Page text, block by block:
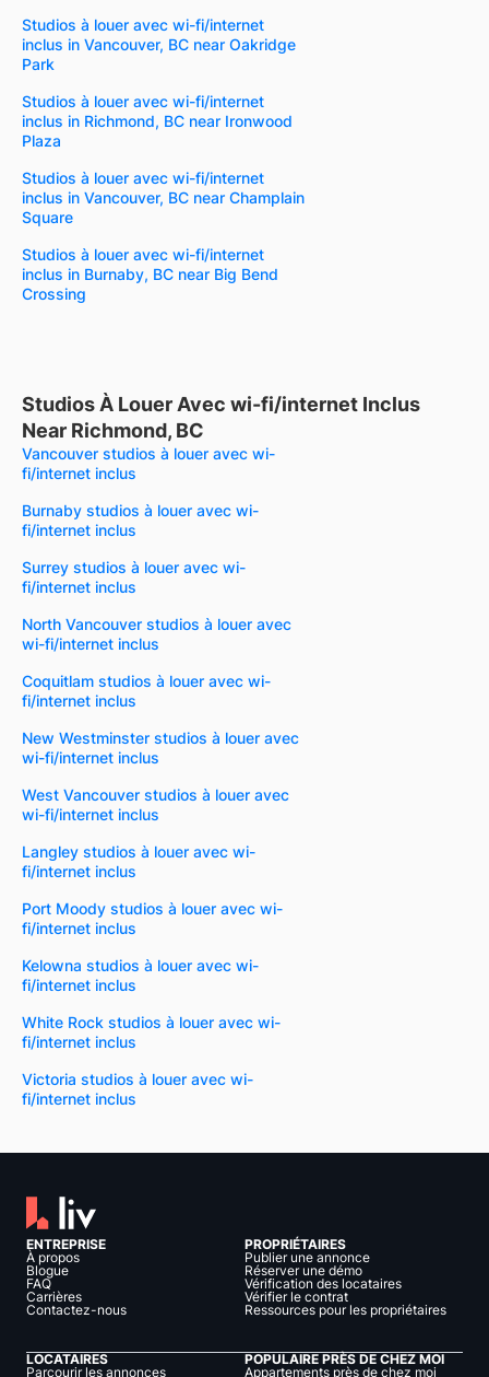
Studios à louer avec wi-fi/internet
inclus in Vancouver, BC near Oakridge
Park
Studios à louer avec wi-fi/internet
inclus in Richmond, BC near Ironwood
Plaza
Studios à louer avec wi-fi/internet
inclus in Vancouver, BC near Champlain
Square
Studios à louer avec wi-fi/internet
inclus in Burnaby, BC near Big Bend
Crossing
Studios À Louer Avec wi-fi/internet Inclus
Near Richmond, BC
Vancouver studios à louer avec wi-
fi/internet inclus
Burnaby studios à louer avec wi-
fi/internet inclus
Surrey studios à louer avec wi-
fi/internet inclus
North Vancouver studios à louer avec
wi-fi/internet inclus
Coquitlam studios à louer avec wi-
fi/internet inclus
New Westminster studios à louer avec
wi-fi/internet inclus
West Vancouver studios à louer avec
wi-fi/internet inclus
Langley studios à louer avec wi-
fi/internet inclus
Port Moody studios à louer avec wi-
fi/internet inclus
Kelowna studios à louer avec wi-
fi/internet inclus
White Rock studios à louer avec wi-
fi/internet inclus
Victoria studios à louer avec wi-
fi/internet inclus
ENTREPRISE
À propos
Blogue
FAQ
Carrières
Contactez-nous
PROPRIÉTAIRES
Publier une annonce
Réserver une démo
Vérification des locataires
Vérifier le contrat
Ressources pour les propriétaires
LOCATAIRES
Parcourir les annonces
POPULAIRE PRÈS DE CHEZ MOI
Appartements près de chez moi